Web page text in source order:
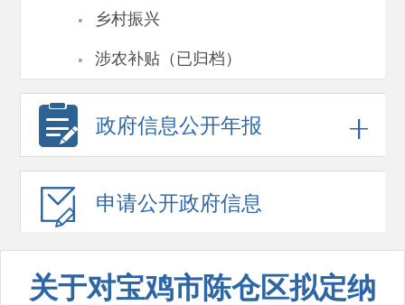
· 乡村振兴
· 涉农补贴（已归档）
政府信息公开年报
申请公开政府信息
关于对宝鸡市陈仓区拟定纳